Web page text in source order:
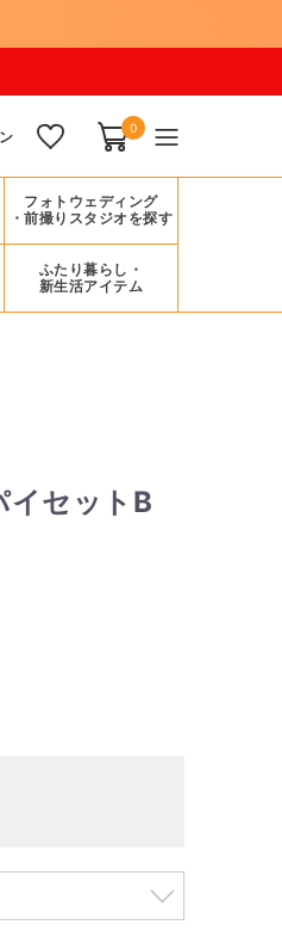
0
フォトウェディング
・前撮りスタジオを探す
ふたり暮らし・
新生活アイテム
イセットB